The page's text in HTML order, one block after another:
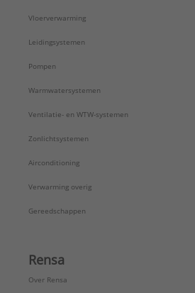
Vloerverwarming
Leidingsystemen
Pompen
Warmwatersystemen
Ventilatie- en WTW-systemen
Zonlichtsystemen
Airconditioning
Verwarming overig
Gereedschappen
Rensa
Over Rensa